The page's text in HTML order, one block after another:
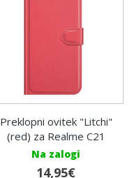
Preklopni ovitek "Litchi"
(red) za Realme C21
Na zalogi
14,95€